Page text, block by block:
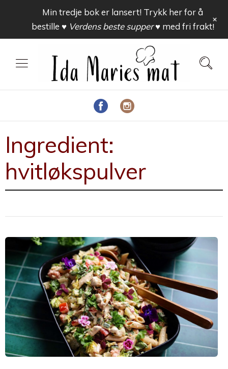
Ingredient:
hvitløkspulver
Min tredje bok er lansert! Trykk her for å
bestille ♥ Verdens beste supper ♥med fri frakt!
+